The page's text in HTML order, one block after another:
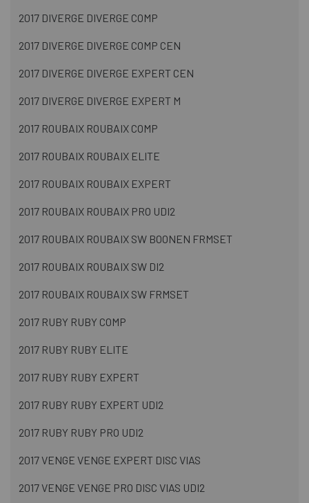
2017 DIVERGE DIVERGE COMP
2017 DIVERGE DIVERGE COMP CEN
2017 DIVERGE DIVERGE EXPERT CEN
2017 DIVERGE DIVERGE EXPERT M
2017 ROUBAIX ROUBAIX COMP
2017 ROUBAIX ROUBAIX ELITE
2017 ROUBAIX ROUBAIX EXPERT
2017 ROUBAIX ROUBAIX PRO UDI2
2017 ROUBAIX ROUBAIX SW BOONEN FRMSET
2017 ROUBAIX ROUBAIX SW DI2
2017 ROUBAIX ROUBAIX SW FRMSET
2017 RUBY RUBY COMP
2017 RUBY RUBY ELITE
2017 RUBY RUBY EXPERT
2017 RUBY RUBY EXPERT UDI2
2017 RUBY RUBY PRO UDI2
2017 VENGE VENGE EXPERT DISC VIAS
2017 VENGE VENGE PRO DISC VIAS UDI2